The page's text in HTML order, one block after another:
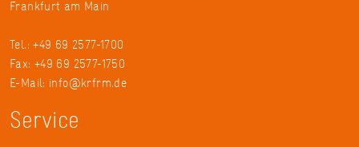
Frankfurt am Main
Tel.: +49 69 2577-1700
Fax: +49 69 2577-1750
E-Mail: info@krfrm.de
Service